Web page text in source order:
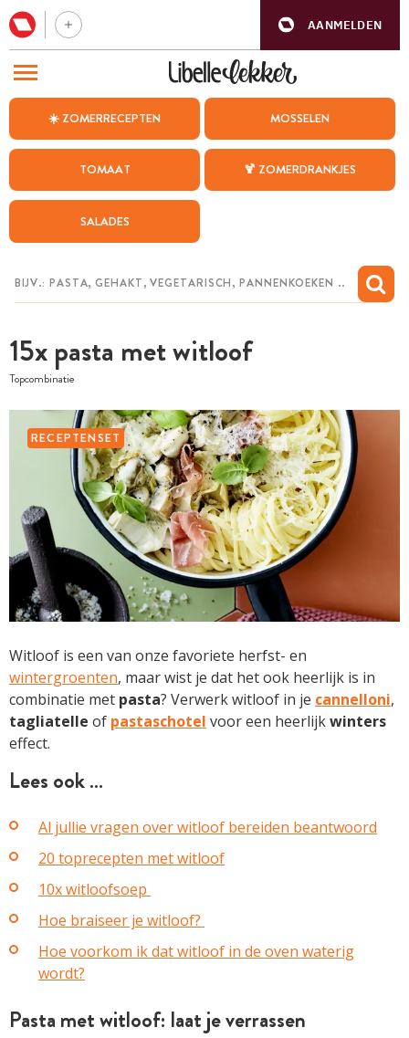
AANMELDEN
☀️ ZOMERRECEPTEN MOSSELEN
TOMAAT 🍹 ZOMERDRANKJES
SALADES
15x pasta met witloof
Topcombinatie
RECEPTENSET
Witloof is een van onze favoriete herfst- en
wintergroenten, maar wist je dat het ook heerlijk is in
combinatie met pasta? Verwerk witloof in je cannelloni,
tagliatelle of pastaschotel voor een heerlijkwinters
effect.
Lees ook …
Al jullie vragen over witloof bereiden beantwoord
20 toprecepten met witloof
10x witloofsoep
Hoe braiseer je witloof?
Hoe voorkom ik dat witloof in de oven waterig
wordt?
Pasta met witloof: laat je verrassen
BEZOEK ONZE ANDERE WEBSITES
WEEKMENU
CHAT MET MAIA
MIJN BEWAARDE RECEPTEN